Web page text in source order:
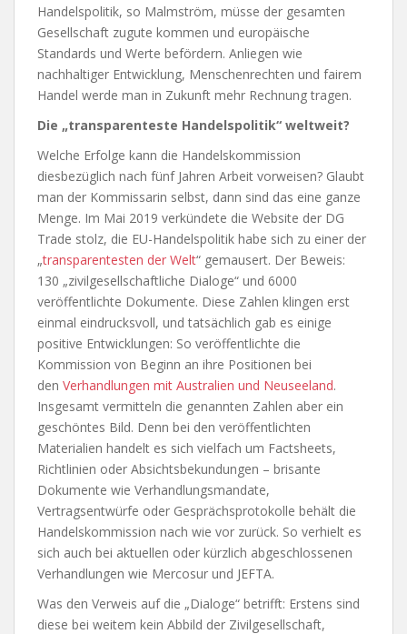
Handelspolitik, so Malmström, müsse der gesamten
Gesellschaft zugute kommen und europäische
Standards und Werte befördern. Anliegen wie
nachhaltiger Entwicklung, Menschenrechten und fairem
Handel werde man in Zukunft mehr Rechnung tragen.
Die „transparenteste Handelspolitik“ weltweit?
Welche Erfolge kann die Handelskommission
diesbezüglich nach fünf Jahren Arbeit vorweisen? Glaubt
man der Kommissarin selbst, dann sind das eine ganze
Menge. Im Mai 2019 verkündete die Website der DG
Trade stolz, die EU-Handelspolitik habe sich zu einer der
„transparentesten der Welt“ gemausert. Der Beweis:
130 „zivilgesellschaftliche Dialoge“ und 6000
veröffentlichte Dokumente. Diese Zahlen klingen erst
einmal eindrucksvoll, und tatsächlich gab es einige
positive Entwicklungen: So veröffentlichte die
Kommission von Beginn an ihre Positionen bei
den Verhandlungen mit Australien und Neuseeland.
Insgesamt vermitteln die genannten Zahlen aber ein
geschöntes Bild. Denn bei den veröffentlichten
Materialien handelt es sich vielfach um Factsheets,
Richtlinien oder Absichtsbekundungen – brisante
Dokumente wie Verhandlungsmandate,
Vertragsentwürfe oder Gesprächsprotokolle behält die
Handelskommission nach wie vor zurück. So verhielt es
sich auch bei aktuellen oder kürzlich abgeschlossenen
Verhandlungen wie Mercosur und JEFTA.
Was den Verweis auf die „Dialoge“ betrifft: Erstens sind
diese bei weitem kein Abbild der Zivilgesellschaft,